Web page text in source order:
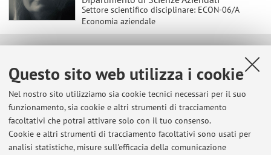
Questo sito web utilizza i cookie
Nel nostro sito utilizziamo sia cookie tecnici necessari per il suo
funzionamento, sia cookie e altri strumenti di tracciamento
facoltativi che potrai attivare solo con il tuo consenso.
Cookie e altri strumenti di tracciamento facoltativi sono usati per
analisi statistiche, misure sull'efficacia della comunicazione
Settore scientifico disciplinare: ECON-06/A
Economia aziendale
Home
Ricevimenti lontani dal periodo di didattica
Durante il periodo al di fuori dell'attività didattica la
docente riceve previo appuntamento via mail.